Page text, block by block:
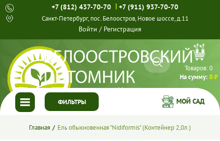
+7 (812) 437-70-70 | +7 (911) 937-70-70
Санкт-Петербург, пос. Белоостров, Новое шоссе, д.11
Войти / Регистрация
Товаров:0
На сумму:0 ₽
ФИЛЬТРЫ
ГЛАВНАЯ
МОЙ САД
Главная Ель обыкновенная "Nidiformis" (Контейнер 2,0л.)